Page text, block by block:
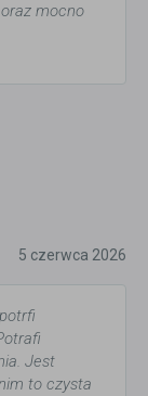
mocno
5 czerwca 2026
Jest
to czysta